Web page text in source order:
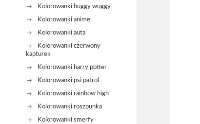
Kolorowanki huggy wuggy
Kolorowanki anime
Kolorowanki auta
Kolorowanki czerwony
kapturek
Kolorowanki harry potter
Kolorowanki psi patrol
Kolorowanki rainbow high
Kolorowanki roszpunka
Kolorowanki smerfy